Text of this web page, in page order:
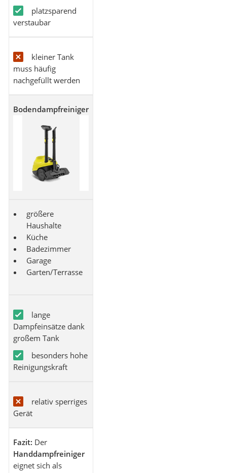
platzsparend
verstaubar
kleiner Tank
muss häufig
nachgefüllt werden
Bodendampfreiniger
größere
Haushalte
Küche
Badezimmer
Garage
Garten/Terrasse
lange
Dampfeinsätze dank
großem Tank
besonders hohe
Reinigungskraft
relativ sperriges
Gerät
Fazit: Der
Handdampfreiniger
eignet sich als